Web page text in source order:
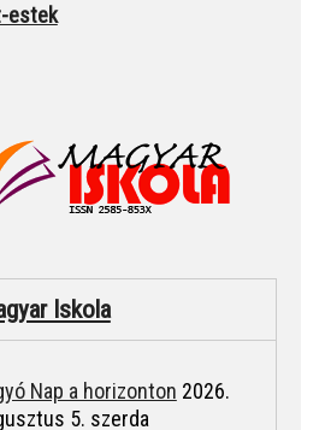
politikai
magatartása |
BAKI Attila
estek
Iskola
Nap a horizonton 2026.
5. szerda